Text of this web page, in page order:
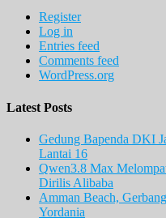
Register
Log in
Entries feed
Comments feed
WordPress.org
Latest Posts
Gedung Bapenda DKI
Lantai 16
Qwen3.8 Max
Dirilis Alibaba
Amman Beach,
Yordania